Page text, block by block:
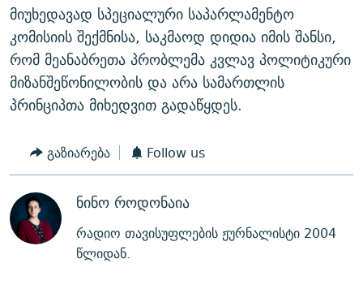
მიუხედავად სპეციალური საპარლამენტო
კომისიის შექმნისა, საკმაოდ დიდია იმის შანსი,
რომ მეანაბრეთა პრობლემა კვლავ პოლიტიკური
მიზანშეწონილობის და არა სამართლის
პრინციპთა მიხედვით გადაწყდეს.
გაზიარება Follow us
ნინო როდონაია
რადიო თავისუფლების ჟურნალისტი 2004
წლიდან.